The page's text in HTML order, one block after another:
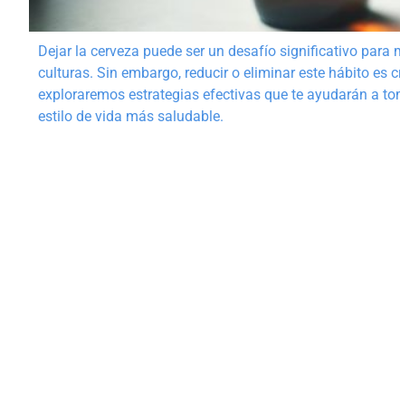
Dejar la cerveza puede ser un desafío significativo
culturas. Sin embargo, reducir o eliminar este hábito es
exploraremos estrategias efectivas que te ayudarán a
estilo de vida más saludable.